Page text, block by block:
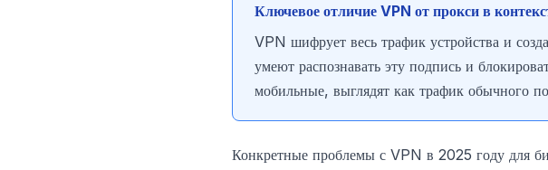
Ключевое отличие VPN от прокси в
VPN шифрует весь трафик устройства и
умеют распознавать эту подпись и
мобильные, выглядят как трафик обычного
Конкретные проблемы с VPN в 2025 году для